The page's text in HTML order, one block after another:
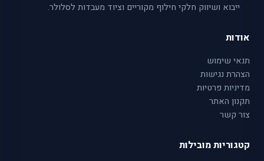
ייבוא ושיווק חלקי חילוף מקוריים וציוד מעבדות לסלולר.
אודות
תנאי שימוש
הצהרת נגישות
מדיניות פרטיות
תקנון האתר
צור קשר
קטגוריות מובילות